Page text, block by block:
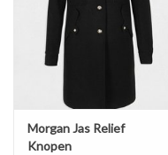
Accessoires
Morgan Jas Relief
Knopen